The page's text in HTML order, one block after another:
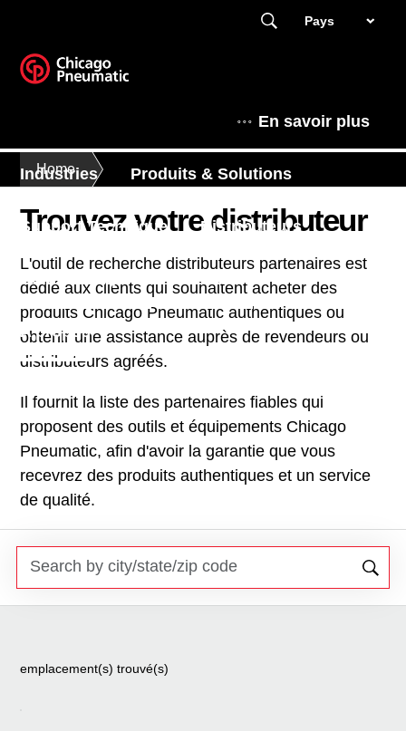
Pays
En savoir plus
Industries Produits & Solutions
Support Technique Distributeurs
Coin des experts Actualité
A propos
Home
Trouvez votre distributeur
L'outil de recherche distributeurs partenaires est
dédié aux clients qui souhaitent acheter des
produits Chicago Pneumatic authentiques ou
obtenir une assistance auprès de revendeurs ou
distributeurs agréés.
Il fournit la liste des partenaires fiables qui
proposent des outils et équipements Chicago
Pneumatic, afin d'avoir la garantie que vous
recevrez des produits authentiques et un service
de qualité.
emplacement(s) trouvé(s)